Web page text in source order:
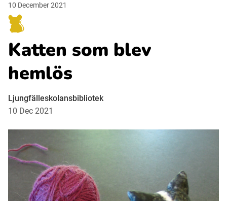
Åarjelsaemiengïele (Sydsamiska)
Davvisámegiella (Nordsamiska)
Bidumsámegiella (Pitesamiska)
Ubmejesámiengiälla (Umesamiska)
Kaale (Romska)
10 December2021
Katten som blev
hemlös
Ljungfälleskolansbibliotek
10 Dec 2021